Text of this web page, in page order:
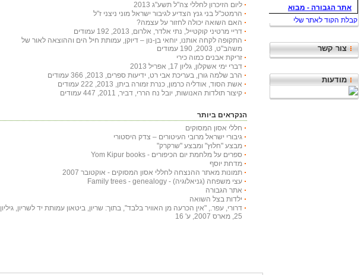
צור קשר
מודעות
ליום הזיכרון לחללי צה"ל תשע"ג 2013
הרמטכ"ל בני גנץ הצדיע לגיבור ישראל מוני ניצני ז"ל
האם השואה יכולה לחזור על עצמה?
דריי מרטיני קוקטייל, נתי אלדר, אלרום, 2013, 192 עמודים
התקופה לקחה אותנו, יוחאי בן-נון – דיוקן, עמותת חיל הים וההוצאה לאור של
משהב"ט, 2003, 190 עמודים
זריקת אבנים כמוה כירי
דברי ימי אשקלון, גליון 17, אפריל 2013
הרב שלמה גורן, בעריכת אבי רט, ידיעות ספרים, 2013, 366 עמודים
אשת הסוד, אודליה כרמון, כנרת זמורה ביתן, 2013, 222 עמודים
קיצור תולדות האנושות, יובל נח הררי, דביר, 2011, 447 עמודים
הנקראים ביותר
חללי אסון המסוקים
גיבורי ישראל מרובי העיטורים – צדק היסטורי
מבצע "חלוץ" ומבצע "שרקרק"
ספרים על מלחמת יום הכיפורים - Yom Kipur books
מדחת יוסף
תמונות מאתר ההנצחה לחללי אסון המסוקים - אוקטובר 2007
עצי משפחה (גניאלוגיה) - Family trees - genealogy
אתר הגבורה
ילדות בצל השואה
דרורי, עפר., "אין הכרעה מן האוויר בלבד", בתוך: שריון, ביטאון עמותת יד לשריון, גיליון
25, מארס 2007, ע' 16